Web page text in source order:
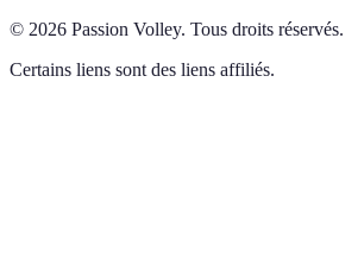
© 2026 Passion Volley. Tous droits réservés.
Certains liens sont des liens affiliés.